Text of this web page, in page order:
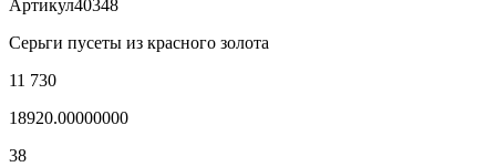
Артикул40348
Серьги пусеты из красного золота
11 730
18920.00000000
38